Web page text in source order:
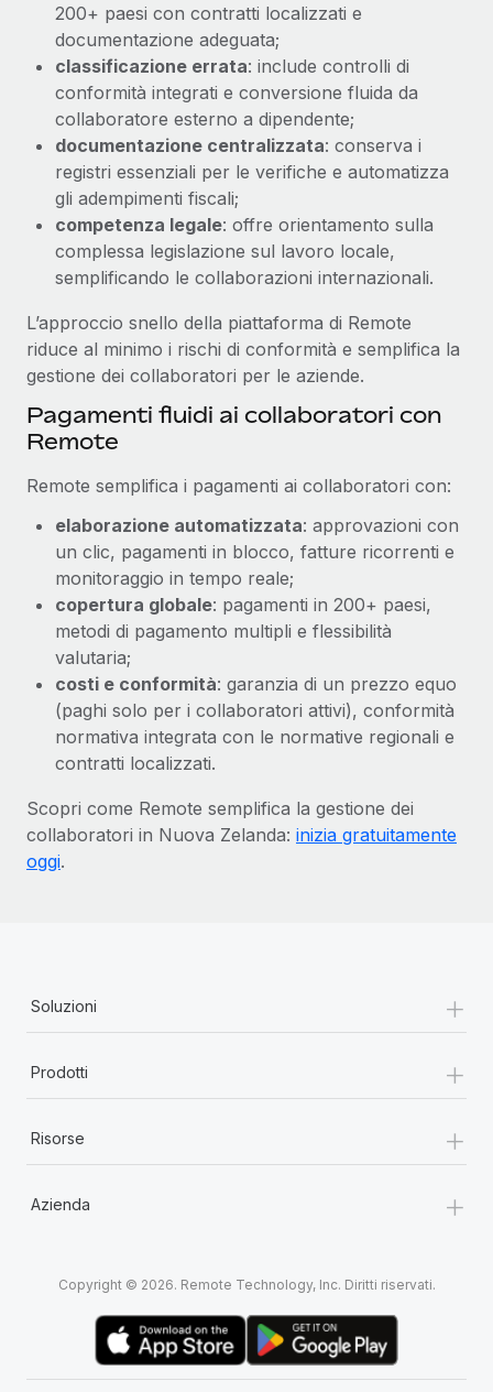
200+ paesi con contratti localizzati e
documentazione adeguata;
classificazione errata: include controlli di
conformità integrati e conversione fluida da
collaboratore esterno a dipendente;
documentazione centralizzata: conserva i
registri essenziali per le verifiche e automatizza
gli adempimenti fiscali;
competenza legale: offre orientamento sulla
complessa legislazione sul lavoro locale,
semplificando le collaborazioni internazionali.
L’approccio snello della piattaforma di Remote
riduce al minimo i rischi di conformità e semplifica la
gestione dei collaboratori per le aziende.
Pagamenti fluidi ai collaboratori con
Remote
Remote semplifica i pagamenti ai collaboratori con:
elaborazione automatizzata: approvazioni con
un clic, pagamenti in blocco, fatture ricorrenti e
monitoraggio in tempo reale;
copertura globale: pagamenti in 200+ paesi,
metodi di pagamento multipli e flessibilità
valutaria;
costi e conformità: garanzia di un prezzo equo
(paghi solo per i collaboratori attivi), conformità
normativa integrata con le normative regionali e
contratti localizzati.
Scopri come Remote semplifica la gestione dei
collaboratori in Nuova Zelanda: inizia gratuitamente
oggi.
Soluzioni +
Prodotti +
Risorse +
Azienda +
Copyright © 2026. Remote Technology, Inc. Diritti riservati.